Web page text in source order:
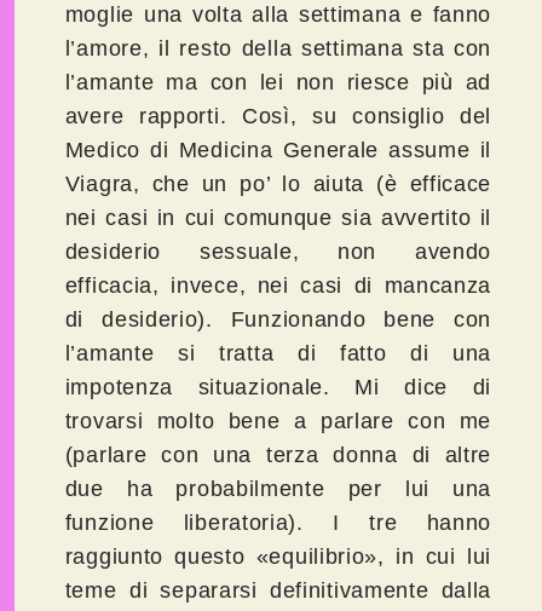
moglie una volta alla settimana e fanno
l’amore, il resto della settimana sta con
l’amante ma con lei non riesce più ad
avere rapporti. Così, su consiglio del
Medico di Medicina Generale assume il
Viagra, che un po’ lo aiuta (è efficace
nei casi in cui comunque sia avvertito il
desiderio sessuale, non avendo
efficacia, invece, nei casi di mancanza
di desiderio). Funzionando bene con
l’amante si tratta di fatto di una
impotenza situazionale. Mi dice di
trovarsi molto bene a parlare con me
(parlare con una terza donna di altre
due ha probabilmente per lui una
funzione liberatoria). I tre hanno
raggiunto questo «equilibrio», in cui lui
teme di separarsi definitivamente dalla